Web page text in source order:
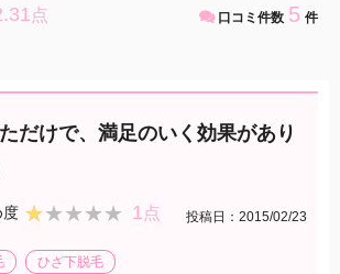
点 口コミ件数 5 件
だけで、満足のいく効果があり
度 ★★★★★
★★★★★ 1点 投稿日：2015/02/23
ひざ下脱毛